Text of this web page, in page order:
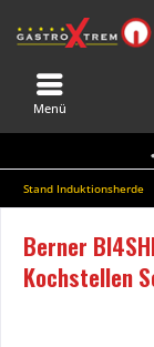
Menü
Stand Induktionsherde
Berner
Kochstellen